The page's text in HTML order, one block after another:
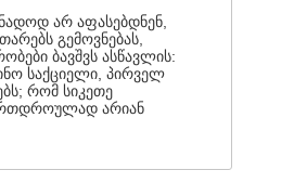
არ აფასებდნენ,
გემოვნებას,
ბავშვს ასწავლის:
საქციელი, პირველ
რომ სიკეთე
არიან